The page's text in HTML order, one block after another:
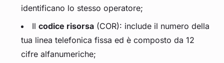
identificano lo stesso operatore;
Ilcodice risorsa (COR): include il numero della
tua linea telefonica fissa ed è composto da 12
cifre alfanumeriche;